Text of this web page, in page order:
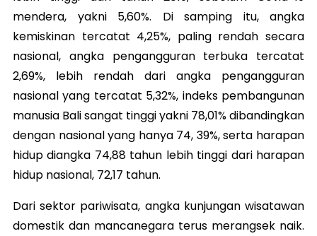
mendera, yakni 5,60%. Di samping itu, angka
kemiskinan tercatat 4,25%, paling rendah secara
nasional, angka pengangguran terbuka tercatat
2,69%, lebih rendah dari angka pengangguran
nasional yang tercatat 5,32%, indeks pembangunan
manusia Bali sangat tinggi yakni 78,01% dibandingkan
dengan nasional yang hanya 74, 39%, serta harapan
hidup diangka 74,88 tahun lebih tinggi dari harapan
hidup nasional, 72,17 tahun.
Dari sektor pariwisata, angka kunjungan wisatawan
domestik dan mancanegara terus merangsek naik.